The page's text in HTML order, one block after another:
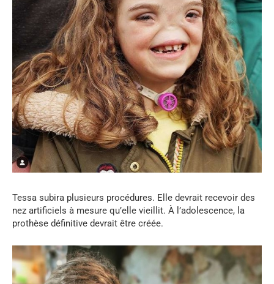
Tessa subira plusieurs procédures. Elle devrait recevoir des
nez artificiels à mesure qu’elle vieillit. À l’adolescence, la
prothèse définitive devrait être créée.